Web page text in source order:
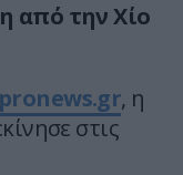
από την Χίο
, η
στις